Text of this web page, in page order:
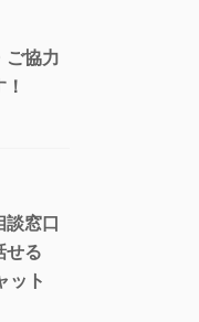
ご協力
談窓口
せる
ット